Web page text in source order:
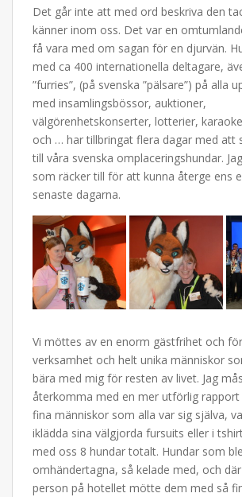
Det går inte att med ord beskriva den
känner inom oss. Det var en
få vara med om sagan för en djurvän.
med ca 400 internationella deltagare,
”furries”, (på svenska ”pälsare”) på alla
med insamlingsbössor, auktioner,
välgörenhetskonserter, lotterier,
och … har tillbringat flera dagar med att
till våra svenska omplaceringshundar.
som räcker till för att kunna återge ens
senaste dagarna.
Vi möttes av en enorm gästfrihet och
verksamhet och helt unika människor
bära med mig för resten av livet. Jag
återkomma med en mer utförlig rapport
fina människor som alla var sig själva,
iklädda sina välgjorda fursuits eller i
med oss 8 hundar totalt. Hundar som
omhändertagna, så kelade med, och
person på hotellet mötte dem med så